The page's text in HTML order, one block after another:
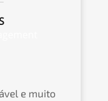
e muito